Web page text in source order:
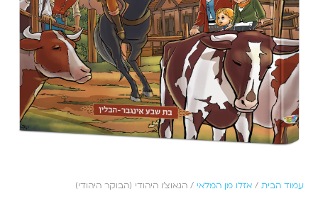
עמוד הבית / אזלו מן המלאי / הגאוצ'ו היהודי (הבוקר היהודי)